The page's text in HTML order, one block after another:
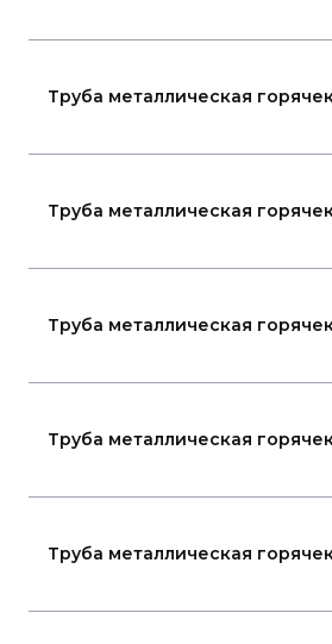
Труба металлическая
Труба металлическая
Труба металлическая
Труба металлическая
Труба металлическая